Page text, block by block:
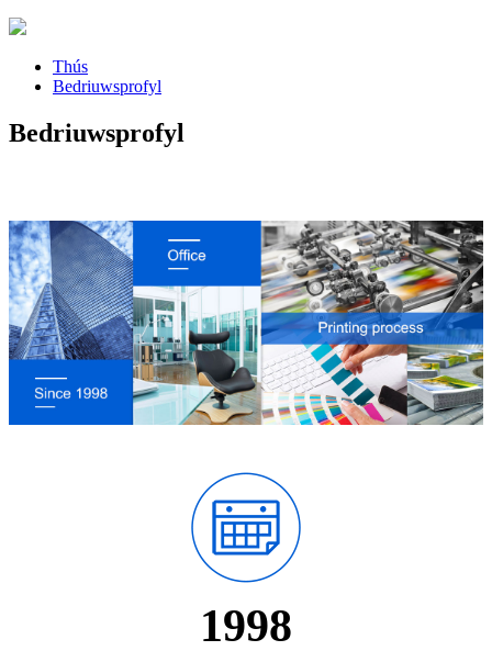
Thús
Bedriuwsprofyl
Bedriuwsprofyl
1998